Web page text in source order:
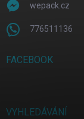
wepack.cz
776511136
FACEBOOK
VYHLEDÁVÁNÍ